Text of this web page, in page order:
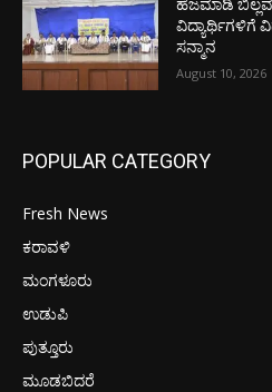
ಹೆಜಮಾಡಿ
ವಿದ್ಯಾರ್ಥಿಗಳಿಗೆ
ಸನ್ಮಾನ
August 10, 2026
POPULAR CATEGORY
Fresh News
ಕರಾವಳಿ
ಮಂಗಳೂರು
ಉಡುಪಿ
ಪುತ್ತೂರು
ಮೂಡಬಿದರೆ